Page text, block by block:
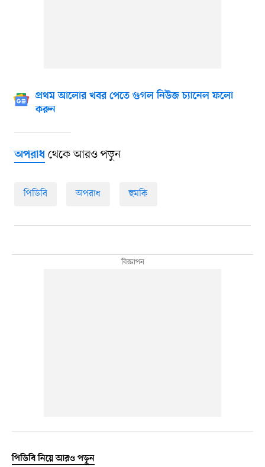
প্রথম আলোর খবর পেতে গুগল নিউজ চ্যানেল ফলো
করুন
অপরাধথেকে আরও পড়ুন
পিডিবি অপরাধ হুমকি
পিডিবি নিয়ে আরও পড়ুন